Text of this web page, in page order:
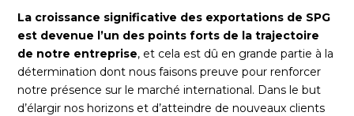
La croissance significative des exportations de SPG
est devenue l’un des points forts de la trajectoire
de notre entreprise, et cela est dû en grande partie à la
détermination dont nous faisons preuve pour renforcer
notre présence sur le marché international. Dans le but
d’élargir nos horizons et d’atteindre de nouveaux clients